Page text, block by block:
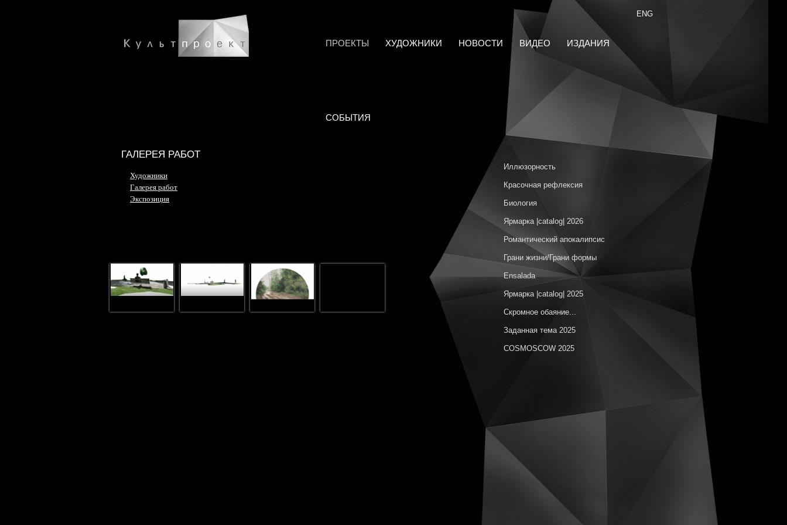
ENG
ПРОЕКТЫ ХУДОЖНИКИ НОВОСТИ ВИДЕО ИЗДАНИЯ
СОБЫТИЯ
ГАЛЕРЕЯ РАБОТ
Художники
Галерея работ
Экспозиция
Иллюзорность
Красочная рефлексия
Биология
Ярмарка |catalog| 2026
Романтический апокалипсис
Грани жизни/Грани формы
Ensalada
Ярмарка |catalog| 2025
Скромное обаяние...
Заданная тема 2025
COSMOSCOW 2025
Горизонт – цвет синий
Цвет красный
Ярмарка |catalog| 12.2024
Архипелаг Утопий
COSMOSCOW 2024